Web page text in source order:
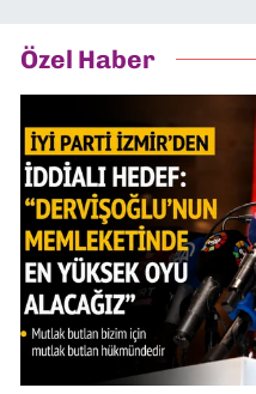
Özel Haber